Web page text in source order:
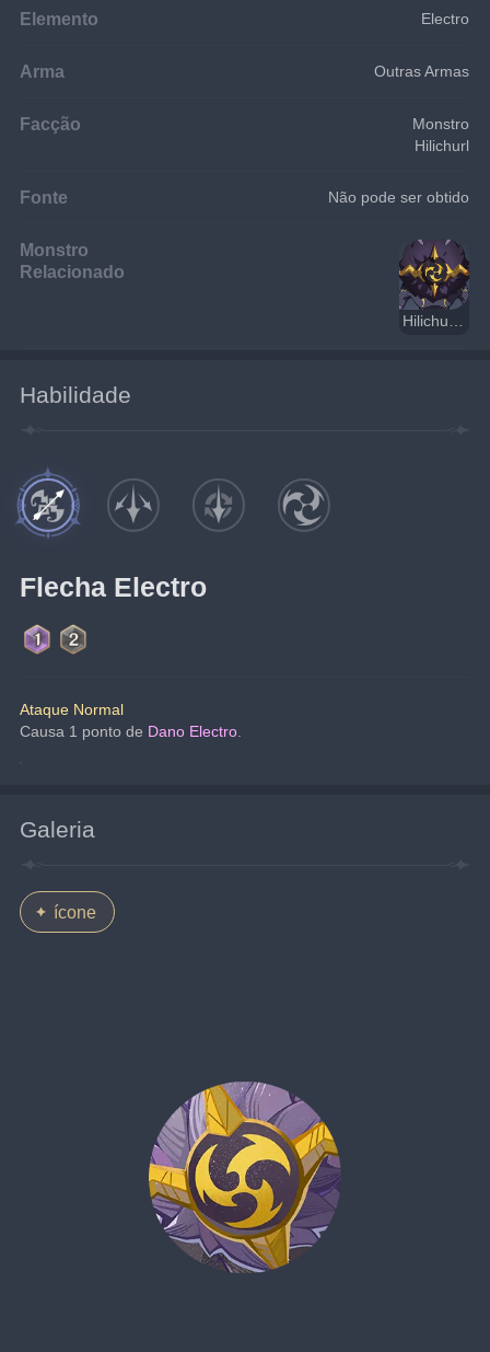
Elemento Electro
Arma Outras Armas
Facção
Monstro
Hilichurl
Fonte Não pode ser obtido
Monstro
Relacionado
Hilichurl Atirador Electro
Habilidade
Flecha Electro
Ataque Normal
Causa 1 ponto de Dano Electro
Galeria
ícone